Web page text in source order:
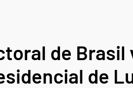
de Brasil
de